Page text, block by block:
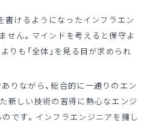
書けるようになったインフラエン
せん。マインドを考えると保守よ
りも「全体」を見る目が求められ
りながら、総合的に一通りのエン
新しい技術の習得に熱心なエンジ
です。インフラエンジニアを擁し